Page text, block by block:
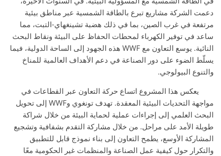
دعمت الشركة مشاريع تبرع بالطاقة الشمسية عبر مناطق بيئية
مرتفعة في غرب الصين، بما في ذلك هضبة تشينغهاي-التبت، مما
ساعد في توفير الكهرباء لمحطات الحفاظ على البيئة ونقاط البحث
النائية. يوسع التعاون مع WWF هذه الجهود إلى الساحة الدولية، فيما
يسلّط الضوء على دور الصناعة في دعم الأهداف العالمية للمناخ
والتنوع البيولوجي.
يعكس هذا المشروع اتساع حركة التعاون عبر القطاعات في
مواجهة التحديات البيئية المعقدة. تهدف تونغوي وWWF إلى تحويل
البحث العلمي إلى إجراءات عملية لحماية البيئة من خلال شراكة
طويلة الأمد على مراحل. من خلال مشاركة التقدم بشفافية وتشجيع
المشاركة الأوسع، يطمح التعاون إلى بناء نموذج قابل للتطبيق
والتكرار حول كيفية عمل الصناعة والمنظمات غير الحكومية معًا